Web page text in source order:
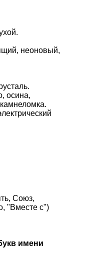
неоновый,
осина,
Союз,
"Вместе с")
имени